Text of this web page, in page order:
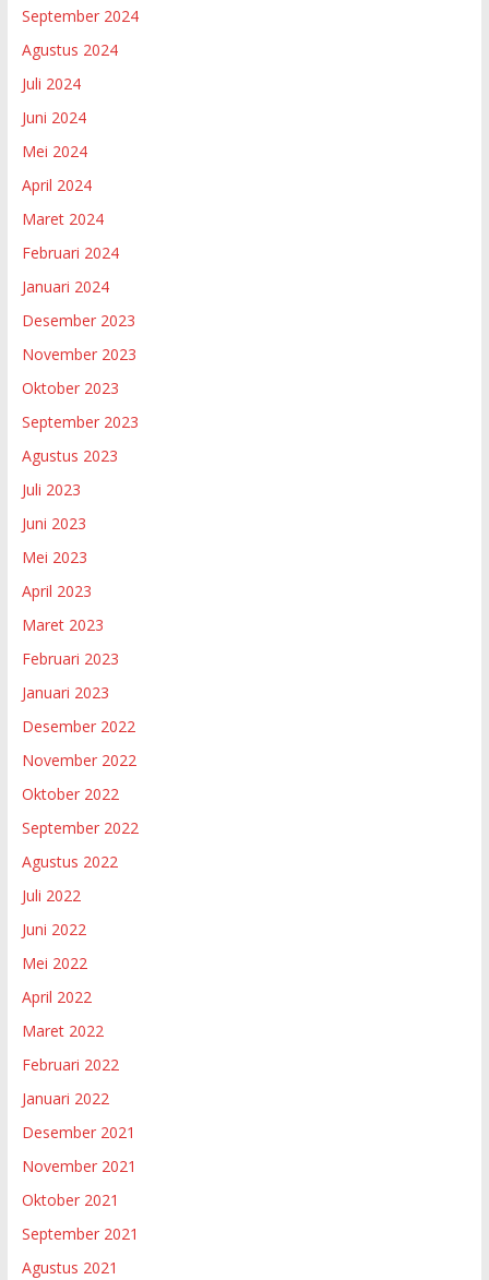
September 2024
Agustus 2024
Juli 2024
Juni 2024
Mei 2024
April 2024
Maret 2024
Februari 2024
Januari 2024
Desember 2023
November 2023
Oktober 2023
September 2023
Agustus 2023
Juli 2023
Juni 2023
Mei 2023
April 2023
Maret 2023
Februari 2023
Januari 2023
Desember 2022
November 2022
Oktober 2022
September 2022
Agustus 2022
Juli 2022
Juni 2022
Mei 2022
April 2022
Maret 2022
Februari 2022
Januari 2022
Desember 2021
November 2021
Oktober 2021
September 2021
Agustus 2021